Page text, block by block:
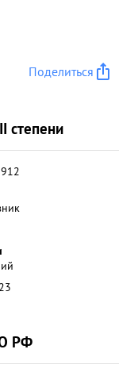
Поделиться
степени
РФ